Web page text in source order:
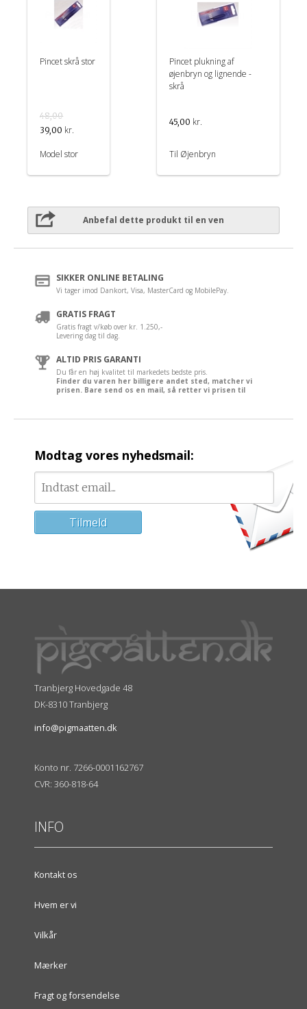
Pincet skrå stor
48,00
39,00 kr.
Model stor
Pincet plukning af
øjenbryn og lignende -
skrå
45,00 kr.
Til Øjenbryn
Anbefal dette produkt til en ven
SIKKER ONLINE BETALING
Vi tager imod Dankort, Visa, MasterCard og MobilePay.
GRATIS FRAGT
Gratis fragt v/køb over kr. 1.250,-
Levering dag til dag.
ALTID PRIS GARANTI
Du får en høj kvalitet til markedets bedste pris.
Finder du varen her billigere andet sted, matcher vi
prisen. Bare send os en mail, så retter vi prisen til
Modtag vores nyhedsmail:
Tranbjerg Hovedgade 48
DK-8310 Tranbjerg
info@pigmaatten.dk
Konto nr. 7266-0001162767
CVR: 360-818-64
INFO
Kontakt os
Hvem er vi
Vilkår
Mærker
Fragt og forsendelse